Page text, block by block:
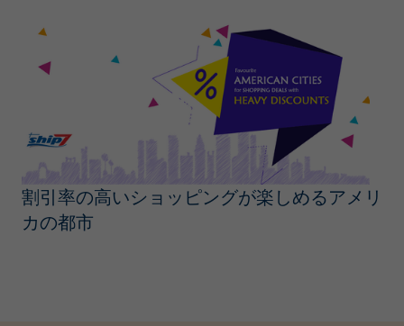
割引率の高いショッピングが楽しめるアメリ
カの都市